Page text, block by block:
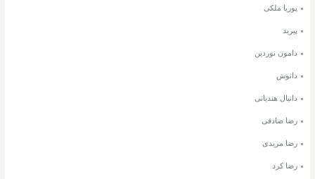
پوریا ملکی
پیربد
دامون نوردین
دانوش
دانیال هندیانی
رضا صادقی
رضا مریدی
رضا کرد